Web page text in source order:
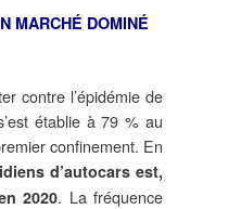
MARCHÉ DOMINÉ
contre l’épidémie de
établie à 79 % au
confinement. En
d’autocars est,
2020. La fréquence